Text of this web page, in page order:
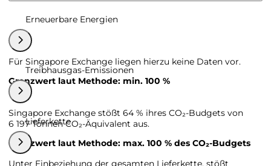
Erneuerbare Energien
Für Singapore Exchange liegen hierzu keine Daten vor.
Grenzwert laut Methode: min. 100 %
Treibhausgas-Emissionen
Singapore Exchange stößt 64 % ihres CO₂-Budgets von
6 197 Tonnen CO₂-Äquivalent aus.
Grenzwert laut Methode: max. 100 % des CO₂-Budgets
Lieferkette
Unter Einbeziehung der gesamten Lieferkette, stößt